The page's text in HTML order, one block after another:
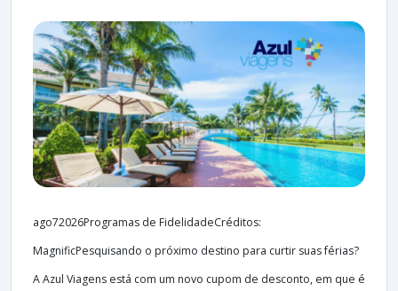
ago72026Programas de FidelidadeCréditos:
MagnificPesquisando o próximo destino para curtir suas férias?
A Azul Viagens está com um novo cupom de desconto, em que é